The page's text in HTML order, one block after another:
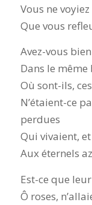
Vous ne
Que vous
Avez-vous
Dans le
Où sont-ils,
N’étaient-ce
perdues
Qui vivaient,
Aux éternels
Est-ce que
Ô roses,